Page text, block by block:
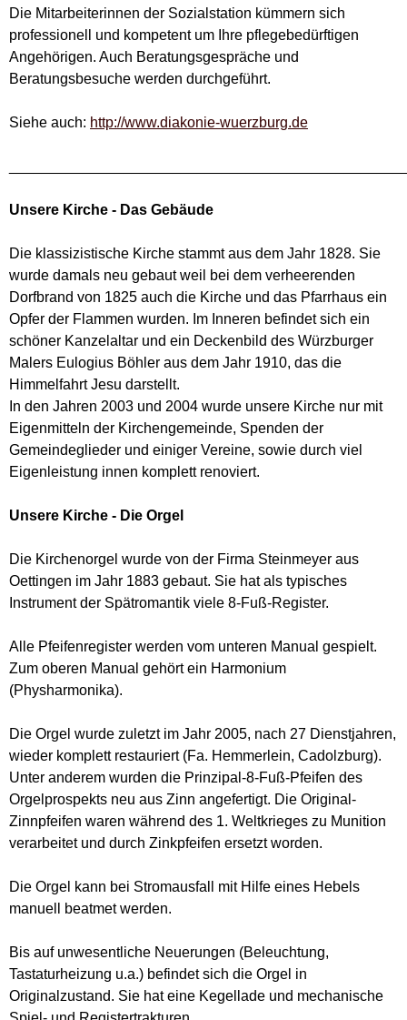
Die Mitarbeiterinnen der Sozialstation kümmern sich
professionell und kompetent um Ihre pflegebedürftigen
Angehörigen. Auch Beratungsgespräche und
Beratungsbesuche werden durchgeführt.
Siehe auch: http://www.diakonie-wuerzburg.de
Unsere Kirche - Das Gebäude
Die klassizistische Kirche stammt aus dem Jahr 1828. Sie
wurde damals neu gebaut weil bei dem verheerenden
Dorfbrand von 1825 auch die Kirche und das Pfarrhaus ein
Opfer der Flammen wurden. Im Inneren befindet sich ein
schöner Kanzelaltar und ein Deckenbild des Würzburger
Malers Eulogius Böhler aus dem Jahr 1910, das die
Himmelfahrt Jesu darstellt.
In den Jahren 2003 und 2004 wurde unsere Kirche nur mit
Eigenmitteln der Kirchengemeinde, Spenden der
Gemeindeglieder und einiger Vereine, sowie durch viel
Eigenleistung innen komplett renoviert.
Unsere Kirche - Die Orgel
Die Kirchenorgel wurde von der Firma Steinmeyer aus
Oettingen im Jahr 1883 gebaut. Sie hat als typisches
Instrument der Spätromantik viele 8-Fuß-Register.
Alle Pfeifenregister werden vom unteren Manual gespielt.
Zum oberen Manual gehört ein Harmonium
(Physharmonika).
Die Orgel wurde zuletzt im Jahr 2005, nach 27 Dienstjahren,
wieder komplett restauriert (Fa. Hemmerlein, Cadolzburg).
Unter anderem wurden die Prinzipal-8-Fuß-Pfeifen des
Orgelprospekts neu aus Zinn angefertigt. Die Original-
Zinnpfeifen waren während des 1. Weltkrieges zu Munition
verarbeitet und durch Zinkpfeifen ersetzt worden.
Die Orgel kann bei Stromausfall mit Hilfe eines Hebels
manuell beatmet werden.
Bis auf unwesentliche Neuerungen (Beleuchtung,
Tastaturheizung u.a.) befindet sich die Orgel in
Originalzustand. Sie hat eine Kegellade und mechanische